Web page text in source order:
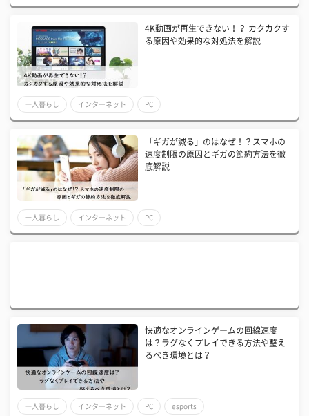
4K動画が再生できない！？ カクカクす
る原因や効果的な対処法を解説
一人暮らし インターネット PC
「ギガが減る」のはなぜ！？スマホの
速度制限の原因とギガの節約方法を徹
底解説
一人暮らし インターネット PC
快適なオンラインゲームの回線速度
は？ラグなくプレイできる方法や整え
るべき環境とは？
一人暮らし インターネット PC esports